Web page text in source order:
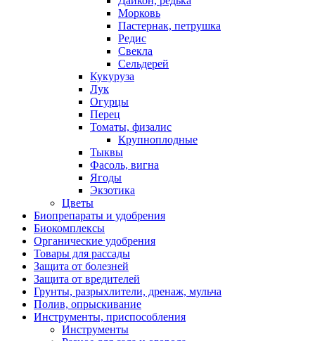
Морковь
Пастернак, петрушка
Редис
Свекла
Сельдерей
Кукуруза
Лук
Огурцы
Перец
Томаты, физалис
Крупноплодные
Тыквы
Фасоль, вигна
Ягоды
Экзотика
Цветы
Биопрепараты и удобрения
Биокомплексы
Органические удобрения
Товары для рассады
Защита от болезней
Защита от вредителей
Грунты, разрыхлители, дренаж, мульча
Полив, опрыскивание
Инструменты, приспособления
Инструменты